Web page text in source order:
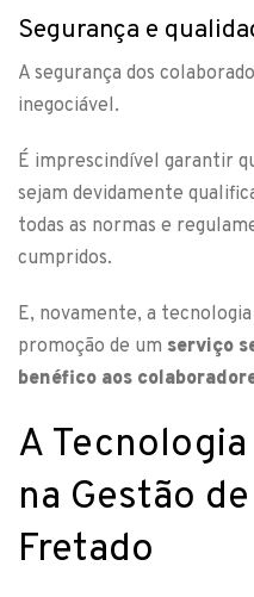
Segurança e
A segurança dos
inegociável.
É imprescindível garantir
sejam devidamente
todas as normas e
cumpridos.
E, novamente, a
promoção de um serviço
benéfico aos
A
na Gestão
Fretado